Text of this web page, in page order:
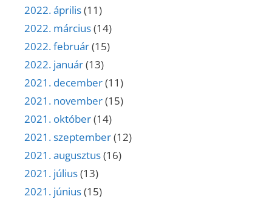
2022. április(11)
2022. március(14)
2022. február(15)
2022. január(13)
2021. december(11)
2021. november(15)
2021. október(14)
2021. szeptember(12)
2021. augusztus(16)
2021. július(13)
2021. június(15)